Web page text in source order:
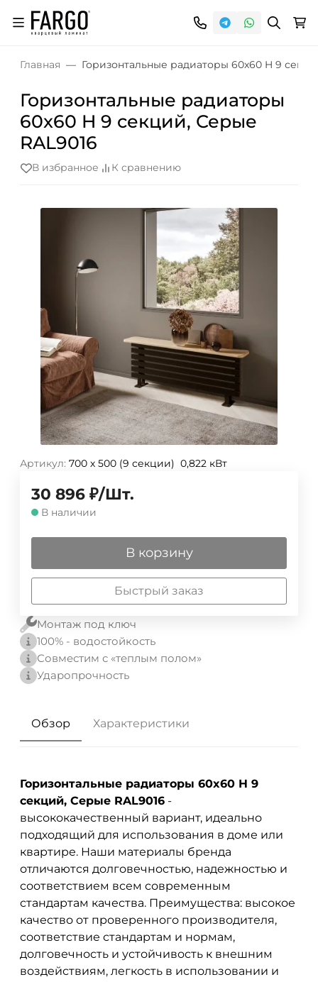
Главная Горизонтальные радиаторы 60x60 H 9
Горизонтальные радиаторы
60x60 H 9 секций, Серые
RAL9016
В избранное К сравнению
Артикул: 700 х 500 (9 секции) 0,822 кВт
30 896 ₽/Шт.
В наличии
В корзину
Быстрый заказ
Монтаж под ключ
100% - водостойкость
Совместим с «теплым полом»
Ударопрочность
Обзор Характеристики
Горизонтальные радиаторы 60x60 H 9
секций, Серые RAL9016 -
высококачественный вариант, идеально
подходящий для использования в доме или
квартире. Наши материалы бренда
отличаются долговечностью, надежностью и
соответствием всем современным
стандартам качества. Преимущества: высокое
качество от проверенного производителя,
соответствие стандартам и нормам,
долговечность и устойчивость к внешним
воздействиям, легкость в использовании и